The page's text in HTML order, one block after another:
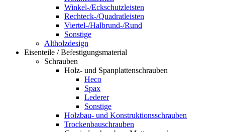
Winkel-/Eckschutzleisten
Rechteck-/Quadratleisten
Viertel-/Halbrund-/Rund
Sonstige
Altholzdesign
Eisenteile / Befestigungsmaterial
Schrauben
Holz- und Spanplattenschrauben
Heco
Spax
Lederer
Sonstige
Holzbau- und Konstruktionsschrauben
Trockenbauschrauben